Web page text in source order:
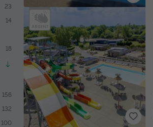
23
14
18
156
132
100